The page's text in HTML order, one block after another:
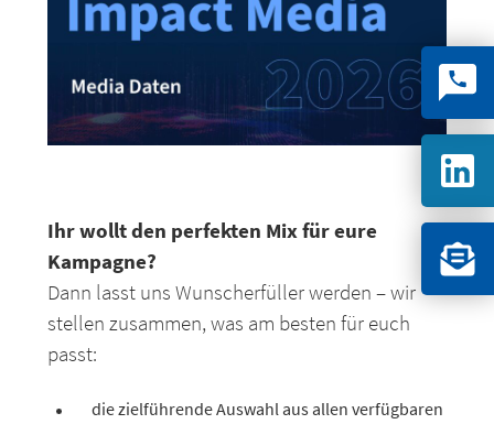
Ihr wollt den perfekten Mix für eure
Kampagne?
Dann lasst uns Wunscherfüller werden – wir
stellen zusammen, was am besten für euch
passt:
die zielführende Auswahl aus allen verfügbaren